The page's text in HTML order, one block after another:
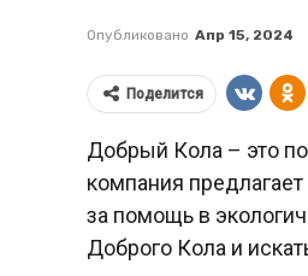
Опубликовано Апр 15, 2024
Поделится
Добрый Кола – это
компания
за помощь в
Доброго Кола и